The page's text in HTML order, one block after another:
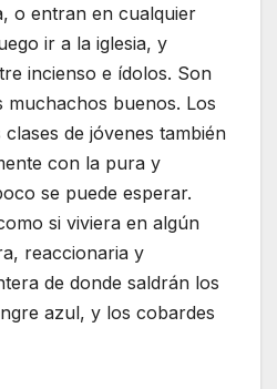
o entran en cualquier
ir a la iglesia, y
incienso e ídolos. Son
muchachos buenos. Los
clases de jóvenes también
con la pura y
se puede esperar.
si viviera en algún
reaccionaria y
de donde saldrán los
azul, y los cobardes